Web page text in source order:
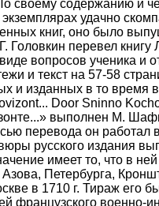
содержанию и
удачно
книг, оно было
перевел
вопросов ученика
и текст на 57-58
изданных в то время
Door Sninno
выполнен М.
перевода он
русского издания
имеет то, что в
Петербурга,
в 1710 г. Тираж его
французского